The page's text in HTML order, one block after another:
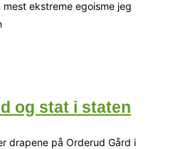
ekstreme egoisme jeg
og stat i staten
drapene på Orderud Gård i